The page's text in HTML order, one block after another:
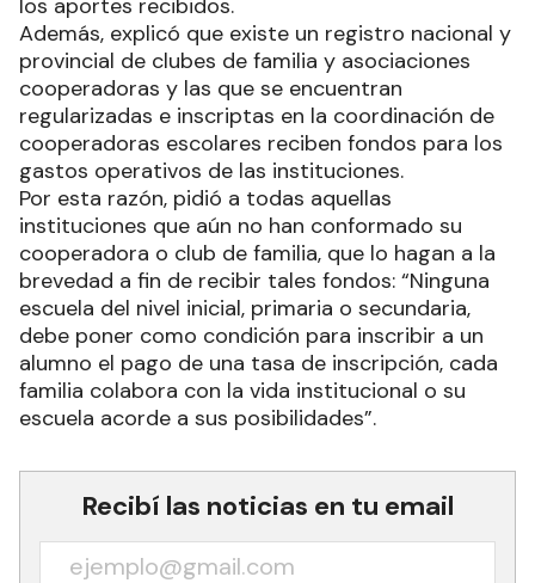
los aportes recibidos.
Además, explicó que existe un registro nacional y
provincial de clubes de familia y asociaciones
cooperadoras y las que se encuentran
regularizadas e inscriptas en la coordinación de
cooperadoras escolares reciben fondos para los
gastos operativos de las instituciones.
Por esta razón, pidió a todas aquellas
instituciones que aún no han conformado su
cooperadora o club de familia, que lo hagan a la
brevedad a fin de recibir tales fondos: “Ninguna
escuela del nivel inicial, primaria o secundaria,
debe poner como condición para inscribir a un
alumno el pago de una tasa de inscripción, cada
familia colabora con la vida institucional o su
escuela acorde a sus posibilidades”.
Recibí las noticias en tu email